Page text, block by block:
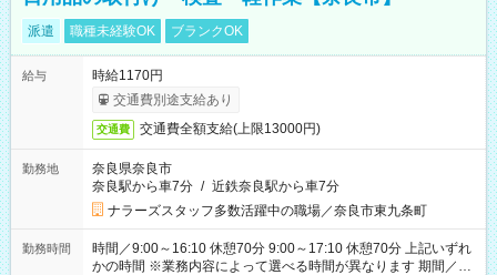
派遣 職種未経験OK ブランクOK
給与
時給1170円
交通費別途支給あり
交通費 交通費全額支給(上限13000円)
勤務地
奈良県奈良市
奈良駅から車7分 / 近鉄奈良駅から車7分
ナラーズスタッフ多数活躍中の職場／奈良市東九条町
勤務時間
時間／9:00～16:10 休憩70分 9:00～17:10 休憩70分 上記いずれ
かの時間 ※業務内容によって選べる時間が異なります 期間／即